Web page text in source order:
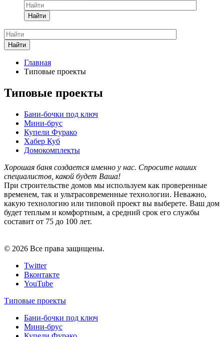
Найти
Найти
Главная
Типовые проекты
Типовые проекты
Бани-бочки под ключ
Мини-брус
Купели Фурако
Хабер Куб
Домокомплекты
Хорошая баня создается именно у нас. Спросите наших
специалистов , какой будет Ваша!
При строительстве домов мы используем как проверенные
временем, так и ультрасовременные технологии. Неважно,
какую технологию или типовой проект вы выберете. Ваш дом
будет теплым и комфортным, а средний срок его службы
составит от 75 до 100 лет.
© 2026 Все права защищены.
Twitter
Вконтакте
YouTube
Типовые проекты
Бани-бочки под ключ
Мини-брус